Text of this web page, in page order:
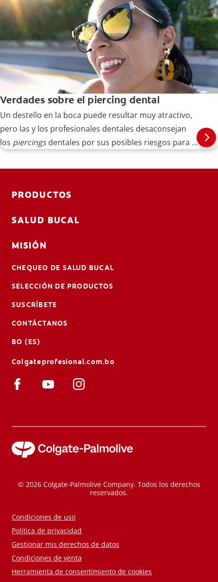
Verdades sobre el piercing dental
Un destello en la boca puede resultar muy atractivo,
pero las y los profesionales dentales desaconsejan
los piercingsdentales por sus posibles riesgos para la
PRODUCTOS
SALUD BUCAL
MISIÓN
CHEQUEO DE SALUD BUCAL
SELECCIÓN DE PRODUCTOS
SUSCRÍBETE
CONTÁCTANOS
BO (ES)
Colgateprofesional.com.bo
© 2026 Colgate-Palmolive Company. Todos los derechos
reservados.
Condiciones de uso
Política de privacidad
Gestionar mis derechos de datos
Condiciones de venta
Herramienta de consentimiento de cookies